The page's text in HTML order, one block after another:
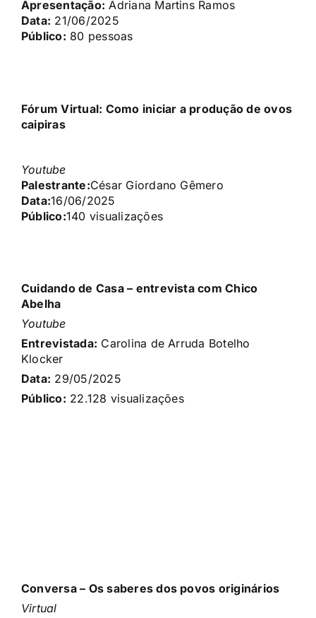
Apresentação: Adriana Martins Ramos
Data: 21/06/2025
Público: 80 pessoas
Fórum Virtual: Como iniciar a produção de ovos
caipiras
Youtube
Palestrante:César Giordano Gêmero
Data:16/06/2025
Público:140 visualizações
Cuidando de Casa – entrevista com Chico
Abelha
Youtube
Entrevistada: Carolina de Arruda Botelho
Klocker
Data: 29/05/2025
Público: 22.128 visualizações
Conversa – Os saberes dos povos originários
Virtual